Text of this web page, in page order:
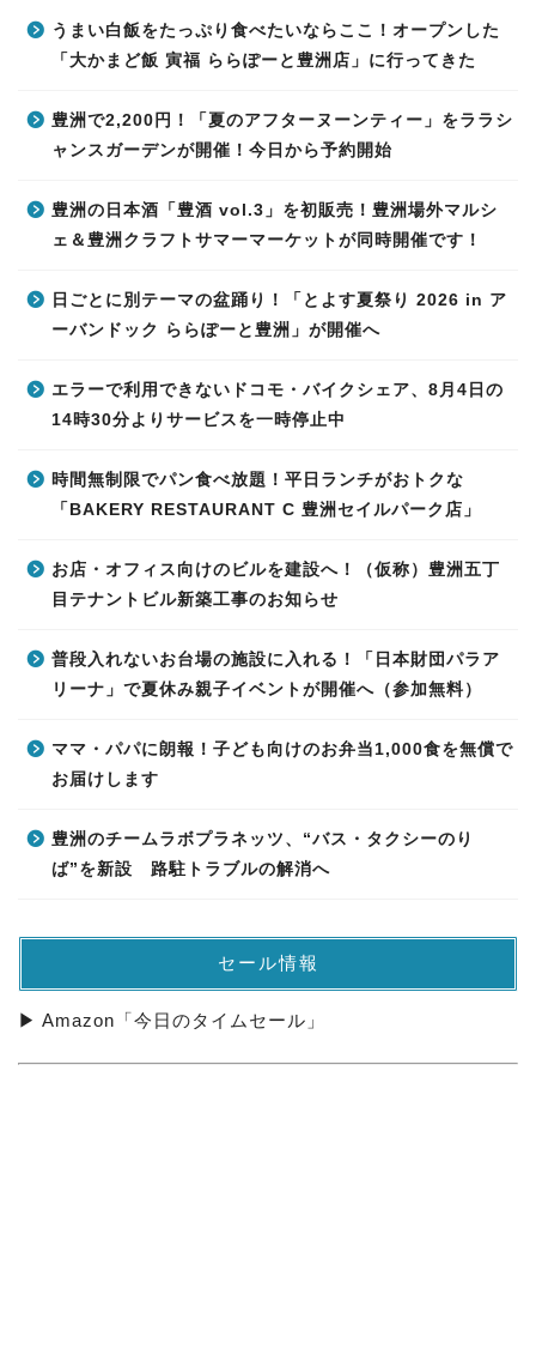
うまい白飯をたっぷり食べたいならここ！オープンした
「大かまど飯 寅福 ららぽーと豊洲店」に行ってきた
豊洲で2,200円！「夏のアフターヌーンティー」をララシ
ャンスガーデンが開催！今日から予約開始
豊洲の日本酒「豊酒 vol.3」を初販売！豊洲場外マルシ
ェ＆豊洲クラフトサマーマーケットが同時開催です！
日ごとに別テーマの盆踊り！「とよす夏祭り 2026 in ア
ーバンドック ららぽーと豊洲」が開催へ
エラーで利用できないドコモ・バイクシェア、8月4日の
14時30分よりサービスを一時停止中
時間無制限でパン食べ放題！平日ランチがおトクな
「BAKERY RESTAURANT C 豊洲セイルパーク店」
お店・オフィス向けのビルを建設へ！（仮称）豊洲五丁
目テナントビル新築工事のお知らせ
普段入れないお台場の施設に入れる！「日本財団パラア
リーナ」で夏休み親子イベントが開催へ（参加無料）
ママ・パパに朗報！子ども向けのお弁当1,000食を無償で
お届けします
豊洲のチームラボプラネッツ、“バス・タクシーのり
ば”を新設 路駐トラブルの解消へ
セール情報
▶ Amazon「今日のタイムセール」